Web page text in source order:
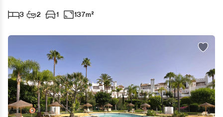
Torreguadiaro
Valle Romano
Castellar de la Frontera
3 2 1 137m²